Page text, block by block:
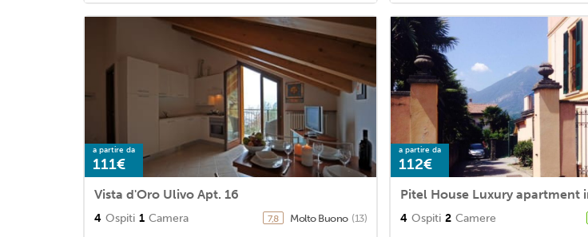
a partire da
111€
Vista d'Oro Ulivo Apt. 16
4 Ospiti 1 Camera 7,8 Molto Buono (13)
a partire da
112€
4 Ospiti 2 Camere